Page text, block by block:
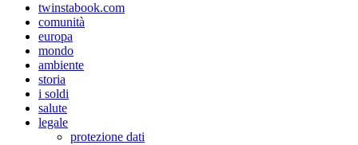
twinstabook.com
comunità
europa
mondo
ambiente
storia
i soldi
salute
legale
protezione dati